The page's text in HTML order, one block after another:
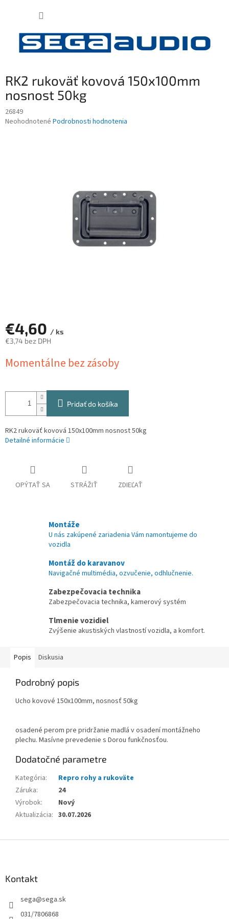
RK2 rukoväť kovová 150x100mm
nosnost 50kg
26849
Priemerné
Neohodnotené Podrobnosti hodnotenia
€4,60 / ks
€3,74 bez DPH
cena:
Momentálne bez zásoby
Pridať do košíka
RK2 rukoväť kovová 150x100mm nosnost 50kg
Detailné informácie
OPÝTAŤ SA STRÁŽIŤ ZDIEĽAŤ
Montáže
U nás zakúpené zariadenia Vám namontujeme do
vozidla
Montáž do karavanov
Navigačné multimédia, ozvučenie, odhlučnenie.
Zabezpečovacia technika
Zabezpečovacia technika, kamerový systém
Tlmenie vozidiel
Zvýšenie akustiských vlastností vozidla, a komfort.
Popis Diskusia
Podrobný popis
Ucho kovové 150x100mm, nosnosť 50kg
osadené perom pre pridržanie madlá v osadení montážneho
plechu. Masívne prevedenie s Dorou funkčnosťou.
Dodatočné parametre
Kategória:
Repro rohy a rukoväte
Záruka:
24
Výrobok:
Nový
Aktualizácia: 30.07.2026
Kontakt
sega@sega.sk
031/7806868